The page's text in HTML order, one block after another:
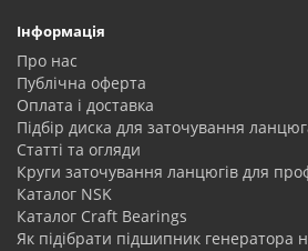
Інформація
Про нас
Публічна оферта
Оплата і доставка
Підбір диска для заточування
Статті та огляди
Круги заточування ланцюгів для
Каталог NSK
Каталог Craft Bearings
Як підібрати підшипник генератора